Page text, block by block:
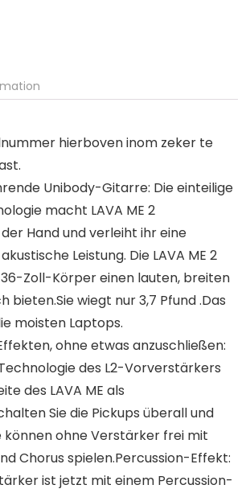
hierboven inom zeker te
Unibody-Gitarre: Die einteilige
macht LAVA ME 2
Hand und verleiht ihr eine
Leistung. Die LAVA ME 2
Zoll-Körper einen lauten, breiten
bieten.Sie wiegt nur 3,7 Pfund .Das
moisten Laptops.
ohne etwas anzuschließen:
des L2-Vorverstärkers
des LAVA ME als
Sie die Pickups überall und
können ohne Verstärker frei mit
Chorus spielen.Percussion-Effekt:
ist jetzt mit einem Percussion-